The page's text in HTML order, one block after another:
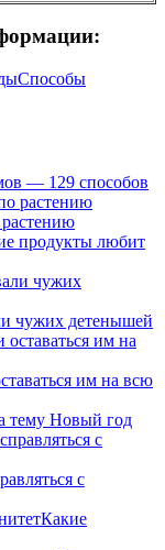
Способы
— 129 способов
продукты любит
чужих детенышей
им на всю
тему Новый год
с
Какие